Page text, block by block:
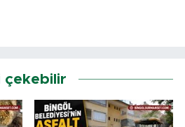
çekebilir